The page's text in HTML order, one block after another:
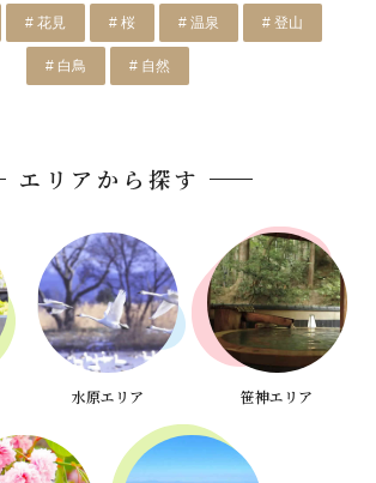
# 花見 # 桜 # 温泉 # 登山
# 白鳥 # 自然
エリアから探す
水原エリア 笹神エリア